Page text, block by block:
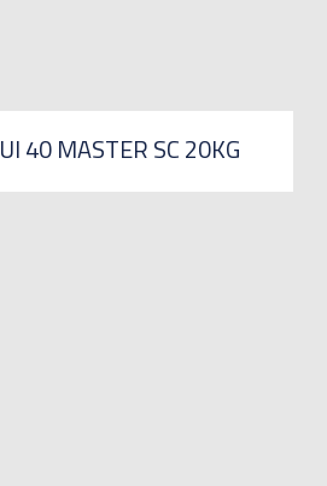
40 MASTER SC 20KG